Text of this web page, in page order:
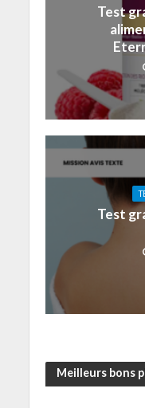
Test
Test
Meilleurs bons